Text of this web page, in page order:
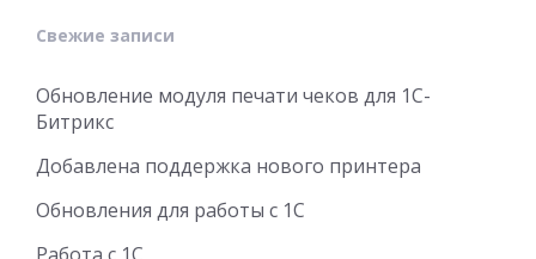
Свежие записи
Обновление модуля печати чеков для 1С-
Битрикс
Добавлена поддержка нового принтера
Обновления для работы с 1С